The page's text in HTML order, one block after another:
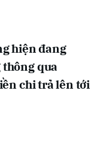
hiện đang
thông qua
chi trả lên tới